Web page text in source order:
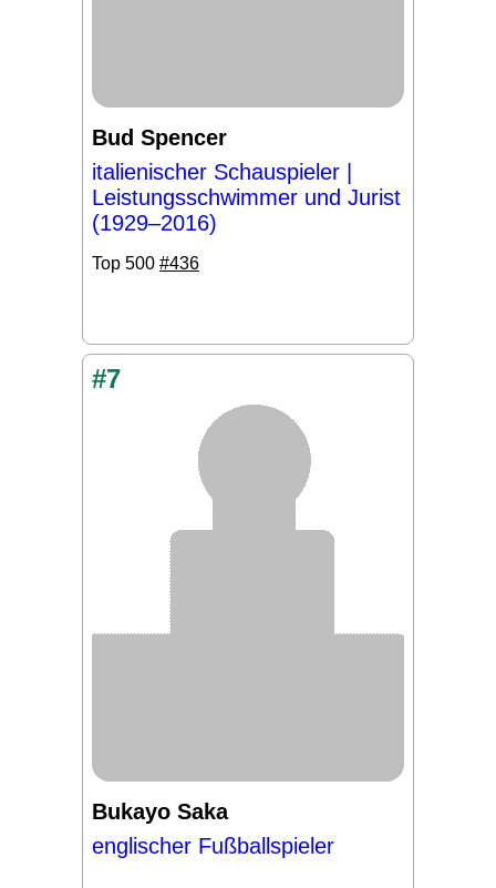
Bud Spencer
italienischer Schauspieler |
Leistungsschwimmer und Jurist
(1929–2016)
Top 500 #436
#7
Bukayo Saka
englischer Fußballspieler